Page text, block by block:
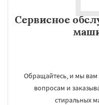
Сервисное
Обращайтесь, и мы
вопросам и
стиральных